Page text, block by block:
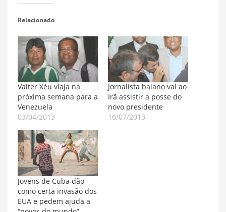
Relacionado
Valter Xéu viaja na
próxima semana para a
Venezuela
03/04/2013
Jornalista baiano vai ao
Irã assistir a posse do
novo presidente
16/07/2013
Jovens de Cuba dão
como certa invasão dos
EUA e pedem ajuda a